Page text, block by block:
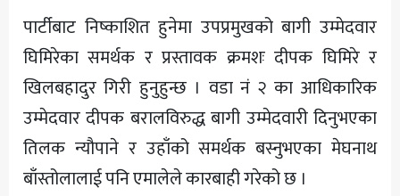
पार्टीबाट निष्काशित हुनेमा उपप्रमुखको बागी उम्मेदवार
घिमिरेका समर्थक र प्रस्तावक क्रमशः दीपक घिमिरे र
खिलबहादुर गिरी हुनुहुन्छ । वडा नं २ का आधिकारिक
उम्मेदवार दीपक बरालविरुद्ध बागी उम्मेदवारी दिनुभएका
तिलक न्यौपाने र उहाँको समर्थक बस्नुभएका मेघनाथ
बाँस्तोलालाई पनि एमालेले कारबाही गरेको छ ।